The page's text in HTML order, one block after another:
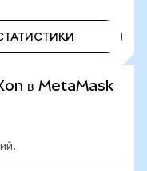
в MetaMask